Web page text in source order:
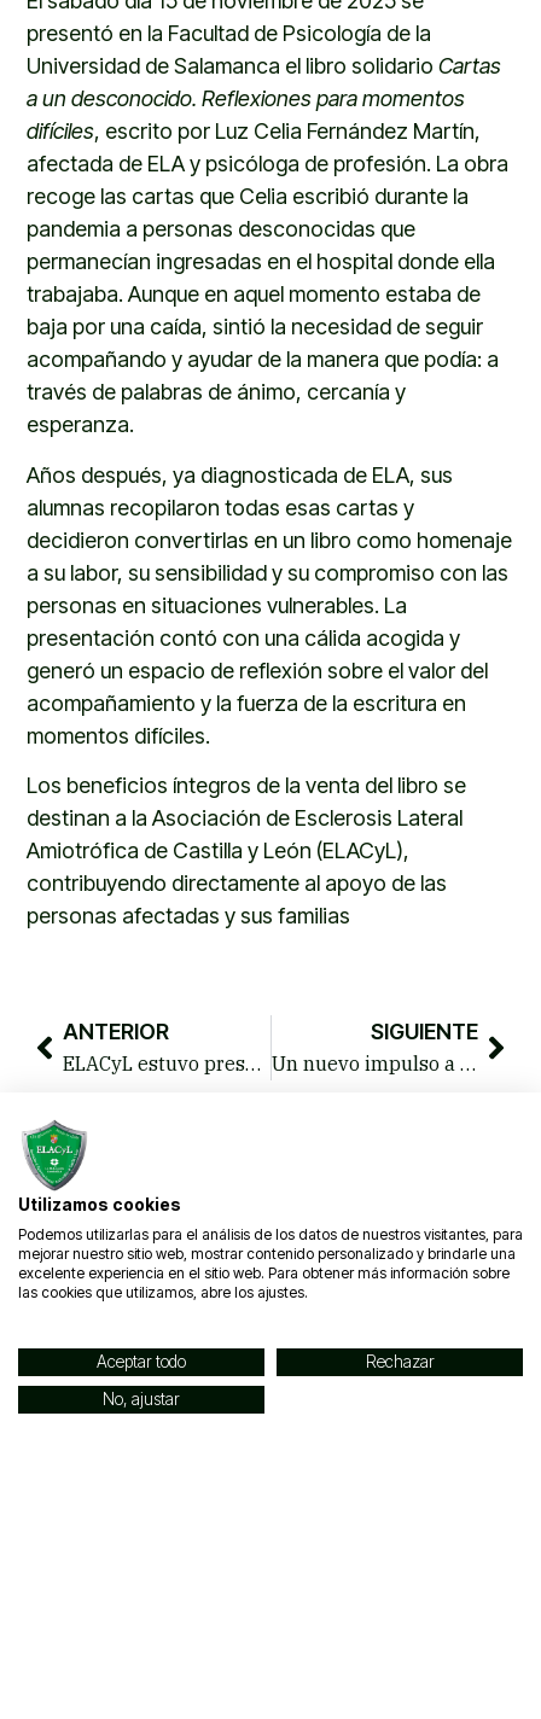
presentó en la Facultad de Psicología de la
Universidad de Salamanca el libro solidarioCartas
a un desconocido. Reflexiones para momentos
difíciles, escrito por Luz Celia Fernández Martín,
afectada de ELA y psicóloga de profesión. La obra
recoge las cartas que Celia escribió durante la
pandemia a personas desconocidas que
permanecían ingresadas en el hospital donde ella
trabajaba. Aunque en aquel momento estaba de
baja por una caída, sintió la necesidad de seguir
acompañando y ayudar de la manera que podía: a
través de palabras de ánimo, cercanía y
esperanza.
Años después, ya diagnosticada de ELA, sus
alumnas recopilaron todas esas cartas y
decidieron convertirlas en un libro como homenaje
a su labor, su sensibilidad y su compromiso con las
personas en situaciones vulnerables. La
presentación contó con una cálida acogida y
generó un espacio de reflexión sobre el valor del
acompañamiento y la fuerza de la escritura en
momentos difíciles.
Los beneficios íntegros de la venta del libro se
destinan a la Asociación de Esclerosis Lateral
Amiotrófica de Castilla y León (ELACyL),
contribuyendo directamente al apoyo de las
personas afectadas y sus familias
ANTERIOR
ELACyL estuvo presente en el Festival de la Morcilla de Burgos IGP para dar visibilidad a la ELA
SIGUIENTE
Un nuevo impulso a la atención: Terapia Ocupacional rehabilitadora en Burgos
Un
guerrero
jamás
se
Navegación
947 62
90 45
Contacto
Utilizamos cookies
Podemos utilizarlas para el análisis de los datos de nuestros visitantes, para
mejorar nuestro sitio web, mostrar contenido personalizado y brindarle una
excelente experiencia en el sitio web. Para obtener más información sobre
las cookies que utilizamos, abre los ajustes.
Aceptar todo
Rechazar
No, ajustar